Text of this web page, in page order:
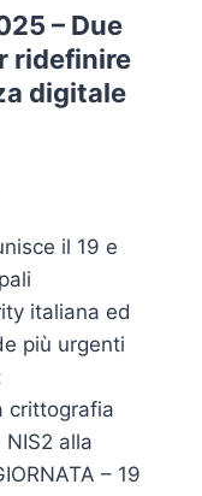
– Due
ridefinire
digitale
il 19 e
italiana ed
più urgenti
crittografia
alla
– 19